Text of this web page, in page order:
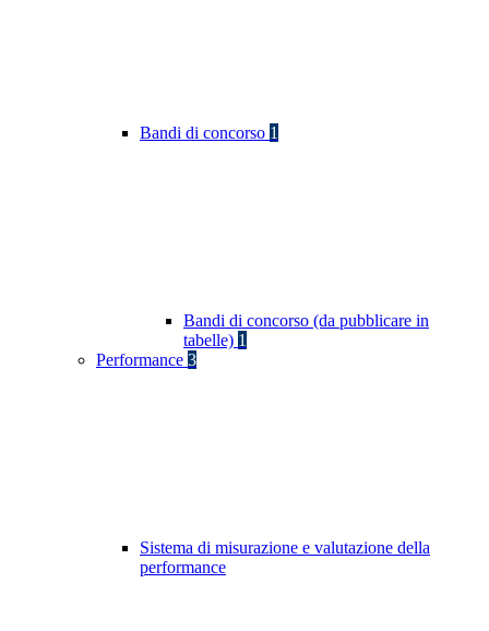
Bandi di concorso 1
Bandi di concorso (da pubblicare in
tabelle) 1
Performance 3
Sistema di misurazione e valutazione della
performance